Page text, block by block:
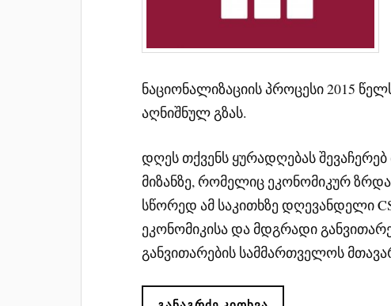
ნაციონალიზაციის პროცესი 2015
აღნიშნულ გზას.
დღეს თქვენს ყურადღებას
მიზანზე, რომელიც ეკონომიკურ
სწორედ ამ საკითხზე დღევანდელი
ეკონომიკისა და მდგრადი
განვითარების სამმართველოს